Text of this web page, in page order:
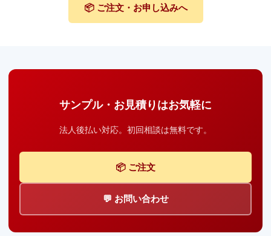
📦 ご注文・お申し込みへ
サンプル・お見積りはお気軽に
法人後払い対応。初回相談は無料です。
📦 ご注文
💬 お問い合わせ